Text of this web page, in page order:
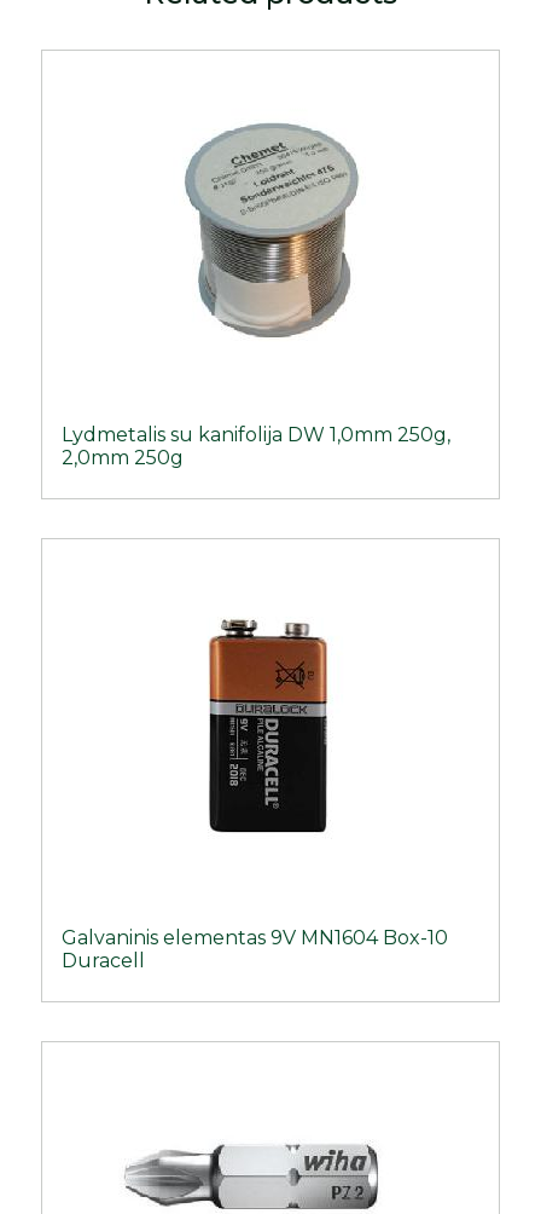
Lydmetalis su kanifolija DW 1,0mm 250g,
2,0mm 250g
Galvaninis elementas 9V MN1604 Box-10
Duracell